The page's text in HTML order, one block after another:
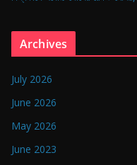
Archives
July 2026
June 2026
May 2026
June 2023